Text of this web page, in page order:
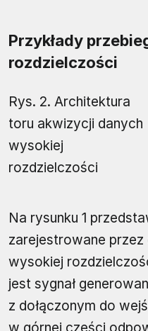
Przykłady
rozdzielczości
Rys. 2. Architektura
toru akwizycji danych
wysokiej
rozdzielczości
Na rysunku 1
zarejestrowane przez
wysokiej
jest sygnał
z dołączonym do